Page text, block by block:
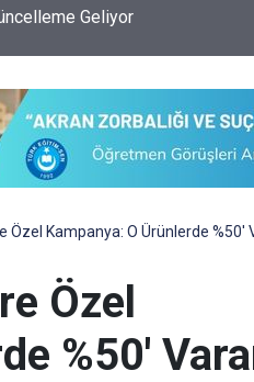
Yıldır Yapılıyor, Bu Sene
Özel Kampanya: O Ürünlerde %50'
Özel
%50'